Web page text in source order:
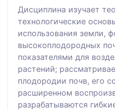
Дисциплина изучает
технологические
использования земли,
высокоплодородных
показателями для
растений;
плодородии почв, его
расширенном
разрабатываются